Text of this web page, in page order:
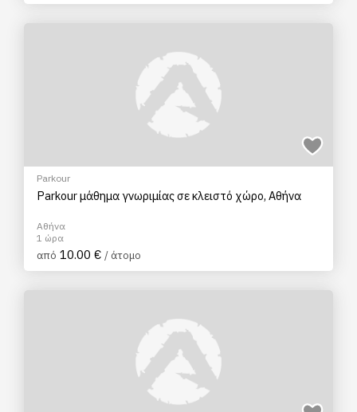
Parkour
Parkour μάθημα γνωριμίας σε κλειστό χώρο, Αθήνα
Αθήνα
1 ώρα
από 10.00 € / άτομο